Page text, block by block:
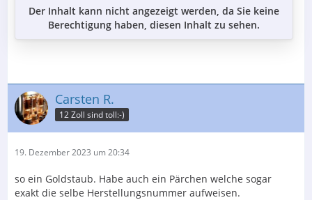
Der Inhalt kann nicht angezeigt werden, da Sie keine
Berechtigung haben, diesen Inhalt zu sehen.
Carsten R.
12 Zoll sind toll:-)
19. Dezember 2023 um 20:34
so ein Goldstaub. Habe auch ein Pärchen welche sogar
exakt die selbe Herstellungsnummer aufweisen.